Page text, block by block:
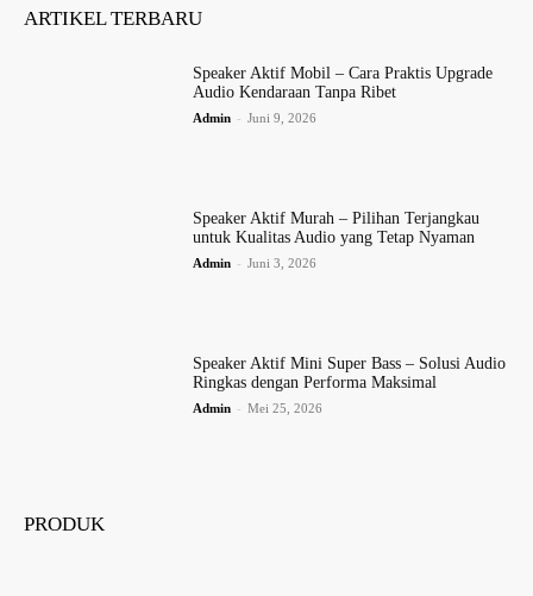
ARTIKEL TERBARU
Speaker Aktif Mobil – Cara Praktis Upgrade
Audio Kendaraan Tanpa Ribet
Admin - Juni 9, 2026
Speaker Aktif Murah – Pilihan Terjangkau
untuk Kualitas Audio yang Tetap Nyaman
Admin - Juni 3, 2026
Speaker Aktif Mini Super Bass – Solusi Audio
Ringkas dengan Performa Maksimal
Admin - Mei 25, 2026
PRODUK